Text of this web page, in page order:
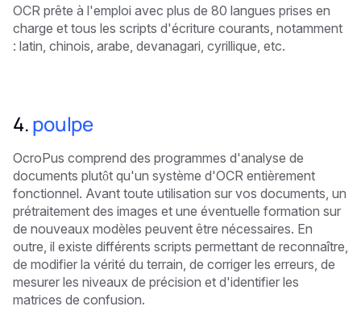
OCR prête à l'emploi avec plus de 80 langues prises en
charge et tous les scripts d'écriture courants, notamment
: latin, chinois, arabe, devanagari, cyrillique, etc.
4.poulpe
OcroPus comprend des programmes d'analyse de
documents plutôt qu'un système d'OCR entièrement
fonctionnel. Avant toute utilisation sur vos documents, un
prétraitement des images et une éventuelle formation sur
de nouveaux modèles peuvent être nécessaires. En
outre, il existe différents scripts permettant de reconnaître,
de modifier la vérité du terrain, de corriger les erreurs, de
mesurer les niveaux de précision et d'identifier les
matrices de confusion.